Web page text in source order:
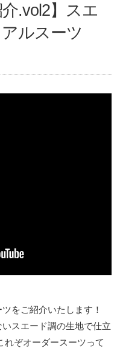
.vol2】スエ
ルスーツ
をご紹介いたします！
スエード調の生地で仕立
れぞオーダースーツって